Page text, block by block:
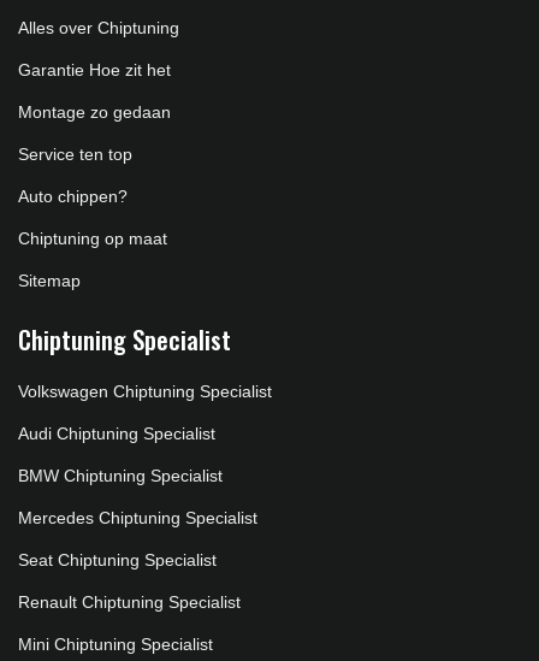
Alles over Chiptuning
Garantie Hoe zit het
Montage zo gedaan
Service ten top
Auto chippen?
Chiptuning op maat
Sitemap
Chiptuning Specialist
Volkswagen Chiptuning Specialist
Audi Chiptuning Specialist
BMW Chiptuning Specialist
Mercedes Chiptuning Specialist
Seat Chiptuning Specialist
Renault Chiptuning Specialist
Mini Chiptuning Specialist